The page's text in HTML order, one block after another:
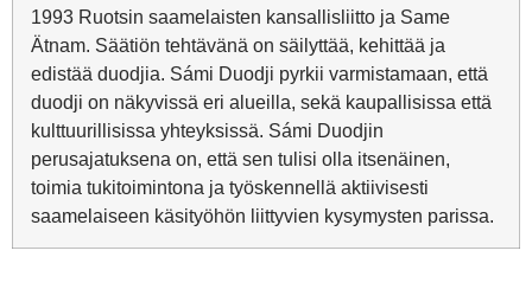
1993 Ruotsin saamelaisten kansallisliitto ja Same
Ätnam. Säätiön tehtävänä on säilyttää, kehittää ja
edistää duodjia. Sámi Duodji pyrkii varmistamaan, että
duodji on näkyvissä eri alueilla, sekä kaupallisissa että
kulttuurillisissa yhteyksissä. Sámi Duodjin
perusajatuksena on, että sen tulisi olla itsenäinen,
toimia tukitoimintona ja työskennellä aktiivisesti
saamelaiseen käsityöhön liittyvien kysymysten parissa.